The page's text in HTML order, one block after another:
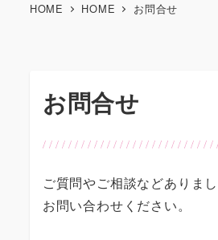
HOME HOME お問合せ
お問合せ
ご質問やご相談などありま
お問い合わせください。